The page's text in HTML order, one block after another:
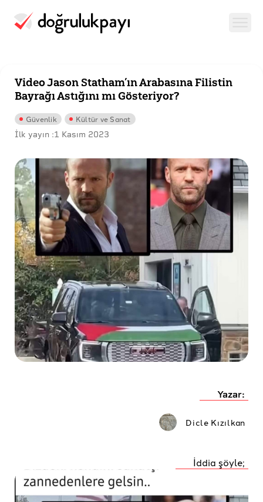
Video Jason Statham’ın Arabasına Filistin
Bayrağı Astığını mı Gösteriyor?
Güvenlik Kültür ve Sanat
İlk yayın :1 Kasım 2023
Yazar:
Dicle Kızılkan
İddia şöyle;